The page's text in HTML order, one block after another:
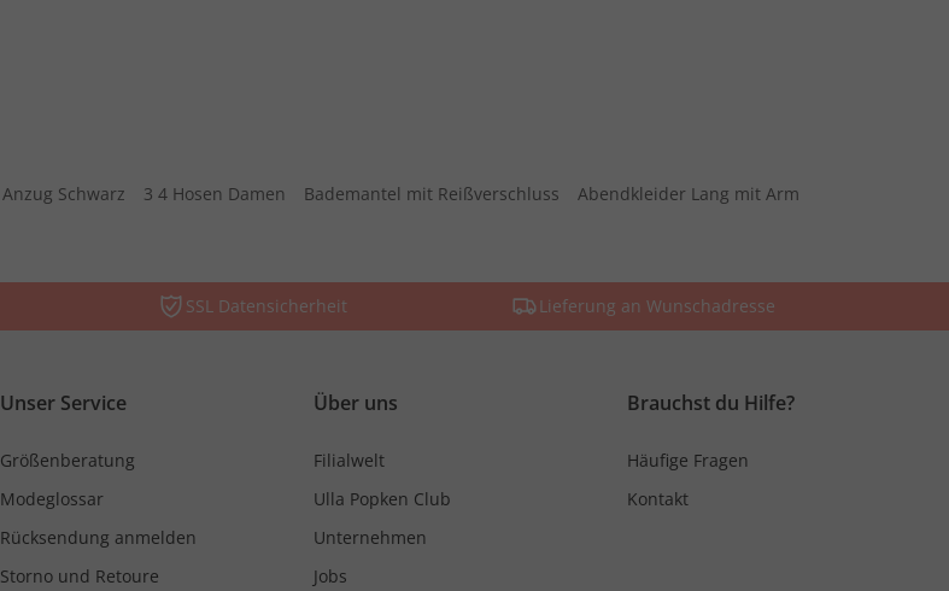
Anzug Schwarz 3 4 Hosen Damen Bademantel mit Reißverschluss
Abendkleider Lang mit Arm
SSL Datensicherheit Lieferung an Wunschadresse
Unser Service
Größenberatung
Modeglossar
Rücksendung anmelden
Storno und Retoure
Über uns
Filialwelt
Ulla Popken Club
Unternehmen
Jobs
Brauchst du Hilfe?
Häufige Fragen
Kontakt